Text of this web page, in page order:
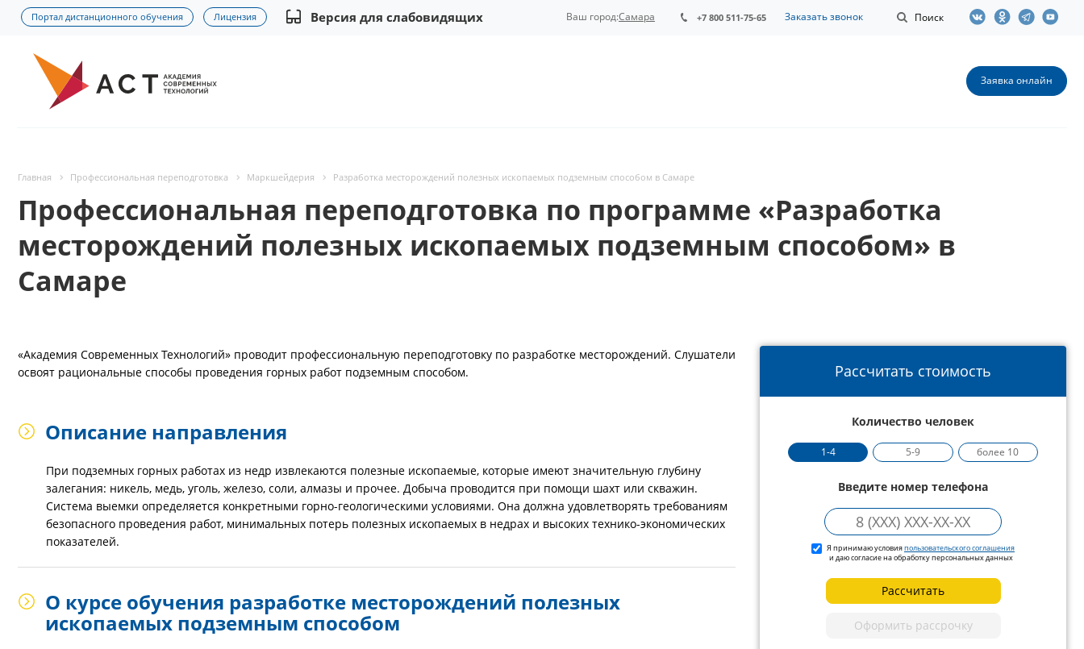
Портал дистанционного обучения Лицензия Версия для слабовидящих Поиск
+7 800 511-75-65 Заказать звонок
Ваш город:Самара
Заявка онлайн
Главная Профессиональная переподготовка Маркшейдерия Разработка месторождений полезных ископаемых подземным способом в Самаре
Профессиональная переподготовка по программе «Разработка
месторождений полезных ископаемых подземным способом» в
Самаре
Рассчитать стоимость
Количество человек
1-4 5-9 более 10
Введите номер телефона
Я принимаю условияпользовательского соглашения
и даю согласие на обработку персональных данных
Рассчитать
Оформить рассрочку
«Академия Современных Технологий» проводит профессиональную переподготовку по разработке месторождений. Слушатели
освоят рациональные способы проведения горных работ подземным способом.
Описание направления
При подземных горных работах из недр извлекаются полезные ископаемые, которые имеют значительную глубину
залегания: никель, медь, уголь, железо, соли, алмазы и прочее. Добыча проводится при помощи шахт или скважин.
Система выемки определяется конкретными горно-геологическими условиями. Она должна удовлетворять требованиям
безопасного проведения работ, минимальных потерь полезных ископаемых в недрах и высоких технико-экономических
показателей.
О курсе обучения разработке месторождений полезных
ископаемых подземным способом